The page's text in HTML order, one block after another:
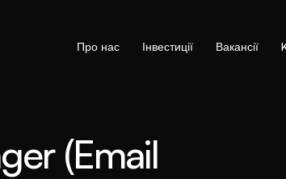
Про нас Інвестиції Вакансії
(Email